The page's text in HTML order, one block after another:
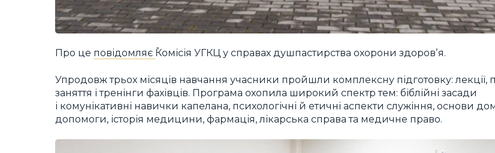
Про це повідомляє Комісія УГКЦ у справах душпастирства охорони здоровʼя.
Упродовж трьох місяців навчання учасники пройшли комплексну підготовку: лекції,
заняття і тренінги фахівців. Програма охопила широкий спектр тем: біблійні засади
і комунікативні навички капелана, психологічні й етичні аспекти служіння, основи
допомоги, історія медицини, фармація, лікарська справа та медичне право.